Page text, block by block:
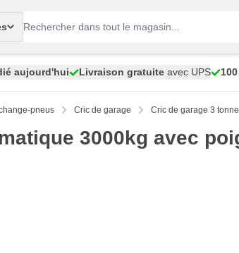
aujourd'hui Livraison gratuite avec UPS
pneus Cric de garage Cric de garage 3
3000kg avec